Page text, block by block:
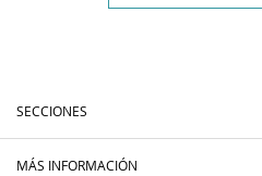
SECCIONES
MÁS INFORMACIÓN